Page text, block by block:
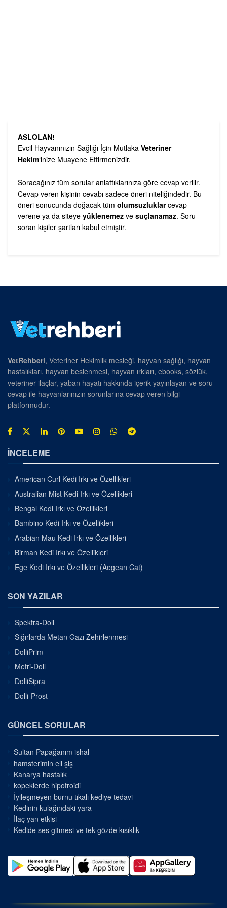
ASLOLAN!
Evcil Hayvanınızın Sağlığı İçin Mutlaka Veteriner
Hekim‘inize Muayene Ettirmenizdir.
Soracağınız tüm sorular anlattıklarınıza göre cevap verilir.
Cevap veren kişinin cevabı sadece öneri niteliğindedir. Bu
öneri sonucunda doğacak tüm olumsuzluklarcevap
verene ya da siteye yüklenemez ve suçlanamaz. Soru
soran kişiler şartları kabul etmiştir.
VetRehberi, Veteriner Hekimlik mesleği, hayvan sağlığı, hayvan
hastalıkları, hayvan beslenmesi, hayvan ırkları, ebooks, sözlük,
veteriner ilaçlar, yaban hayatı hakkında içerik yayınlayan ve soru-
cevap ile hayvanlarınızın sorunlarına cevap veren bilgi
platformudur.
İNCELEME
American Curl Kedi Irkı ve Özellikleri
Australian Mist Kedi Irkı ve Özellikleri
Bengal Kedi Irkı ve Özellikleri
Bambino Kedi Irkı ve Özellikleri
Arabian Mau Kedi Irkı ve Özellikleri
Birman Kedi Irkı ve Özellikleri
Ege Kedi Irkı ve Özellikleri (Aegean Cat)
SON YAZILAR
Spektra-Doll
Sığırlarda Metan Gazı Zehirlenmesi
DolliPrim
Metri-Doll
DolliSipra
Dolli-Prost
GÜNCEL SORULAR
Sultan Papağanım ishal
hamsterimin eli şiş
Kanarya hastalık
kopeklerde hipotroidi
İyileşmeyen burnu tıkalı kediye tedavi
Kedinin kulağındaki yara
İlaç yan etkisi
Kedide ses gitmesi ve tek gözde kısıklık